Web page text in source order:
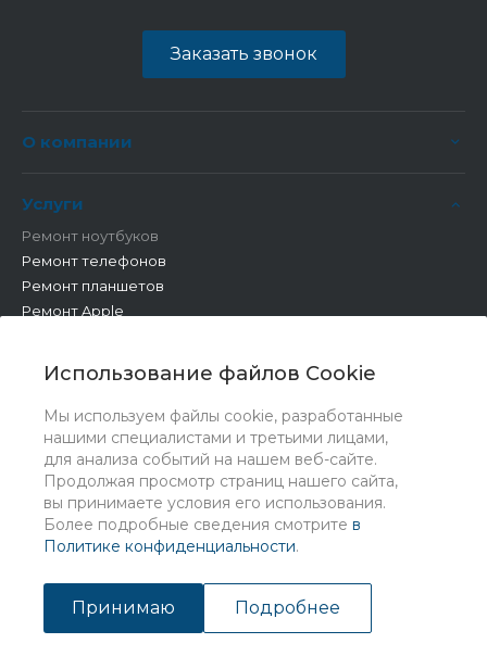
Использование файлов Cookie
Мы используем файлы cookie, разработанные
нашими специалистами и третьими лицами,
для анализа событий на нашем веб-сайте.
Продолжая просмотр страниц нашего сайта,
вы принимаете условия его использования.
Более подробные сведения смотрите в
Политике конфиденциальности.
Принимаю Подробнее
Заказать звонок
О компании
Услуги
Ремонт ноутбуков
Ремонт телефонов
Ремонт планшетов
Ремонт Apple